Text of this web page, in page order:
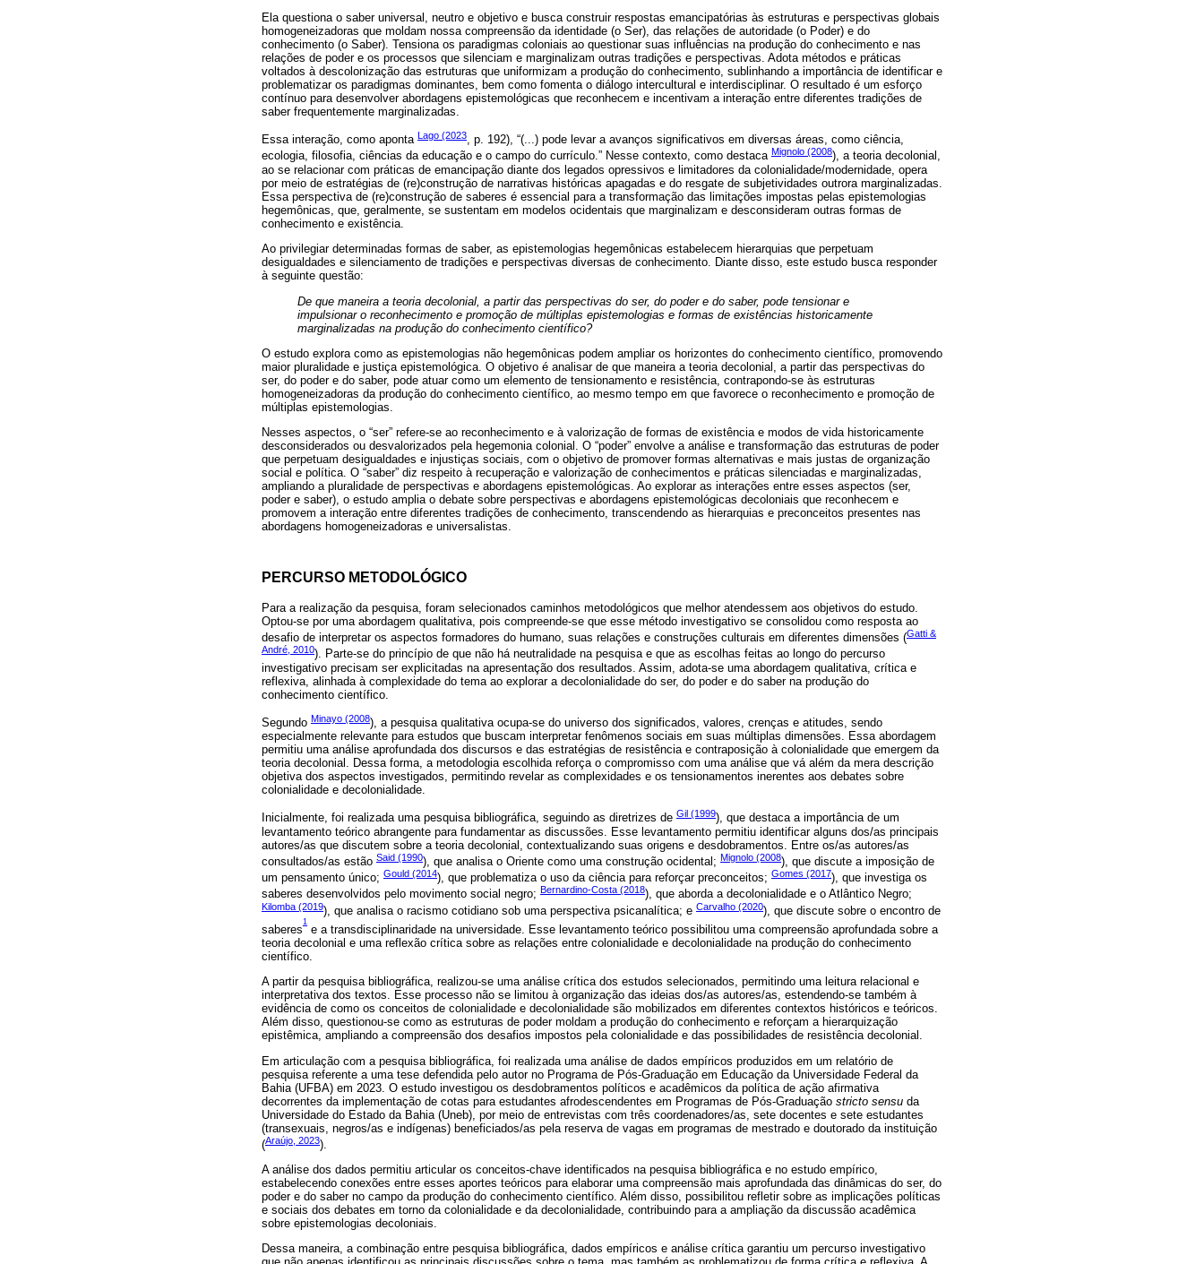
Ela questiona o saber universal, neutro e objetivo e busca construir respostas emancipatórias às estruturas e perspectivas globais
homogeneizadoras que moldam nossa compreensão da identidade (o Ser), das relações de autoridade (o Poder) e do
conhecimento (o Saber). Tensiona os paradigmas coloniais ao questionar suas influências na produção do conhecimento e nas
relações de poder e os processos que silenciam e marginalizam outras tradições e perspectivas. Adota métodos e práticas
voltados à descolonização das estruturas que uniformizam a produção do conhecimento, sublinhando a importância de identificar e
problematizar os paradigmas dominantes, bem como fomenta o diálogo intercultural e interdisciplinar. O resultado é um esforço
contínuo para desenvolver abordagens epistemológicas que reconhecem e incentivam a interação entre diferentes tradições de
saber frequentemente marginalizadas.
Essa interação, como aponta Lago (2023, p. 192), “(...) pode levar a avanços significativos em diversas áreas, como ciência,
ecologia, filosofia, ciências da educação e o campo do currículo.” Nesse contexto, como destaca Mignolo (2008), a teoria decolonial,
ao se relacionar com práticas de emancipação diante dos legados opressivos e limitadores da colonialidade/modernidade, opera
por meio de estratégias de (re)construção de narrativas históricas apagadas e do resgate de subjetividades outrora marginalizadas.
Essa perspectiva de (re)construção de saberes é essencial para a transformação das limitações impostas pelas epistemologias
hegemônicas, que, geralmente, se sustentam em modelos ocidentais que marginalizam e desconsideram outras formas de
conhecimento e existência.
Ao privilegiar determinadas formas de saber, as epistemologias hegemônicas estabelecem hierarquias que perpetuam
desigualdades e silenciamento de tradições e perspectivas diversas de conhecimento. Diante disso, este estudo busca responder
à seguinte questão:
De que maneira a teoria decolonial, a partir das perspectivas do ser, do poder e do saber, pode tensionar e
impulsionar o reconhecimento e promoção de múltiplas epistemologias e formas de existências historicamente
marginalizadas na produção do conhecimento científico?
O estudo explora como as epistemologias não hegemônicas podem ampliar os horizontes do conhecimento científico, promovendo
maior pluralidade e justiça epistemológica. O objetivo é analisar de que maneira a teoria decolonial, a partir das perspectivas do
ser, do poder e do saber, pode atuar como um elemento de tensionamento e resistência, contrapondo-se às estruturas
homogeneizadoras da produção do conhecimento científico, ao mesmo tempo em que favorece o reconhecimento e promoção de
múltiplas epistemologias.
Nesses aspectos, o “ser” refere-se ao reconhecimento e à valorização de formas de existência e modos de vida historicamente
desconsiderados ou desvalorizados pela hegemonia colonial. O “poder” envolve a análise e transformação das estruturas de poder
que perpetuam desigualdades e injustiças sociais, com o objetivo de promover formas alternativas e mais justas de organização
social e política. O “saber” diz respeito à recuperação e valorização de conhecimentos e práticas silenciadas e marginalizadas,
ampliando a pluralidade de perspectivas e abordagens epistemológicas. Ao explorar as interações entre esses aspectos (ser,
poder e saber), o estudo amplia o debate sobre perspectivas e abordagens epistemológicas decoloniais que reconhecem e
promovem a interação entre diferentes tradições de conhecimento, transcendendo as hierarquias e preconceitos presentes nas
abordagens homogeneizadoras e universalistas.
PERCURSO METODOLÓGICO
Para a realização da pesquisa, foram selecionados caminhos metodológicos que melhor atendessem aos objetivos do estudo.
Optou-se por uma abordagem qualitativa, pois compreende-se que esse método investigativo se consolidou como resposta ao
desafio de interpretar os aspectos formadores do humano, suas relações e construções culturais em diferentes dimensões (Gatti &
André, 2010). Parte-se do princípio de que não há neutralidade na pesquisa e que as escolhas feitas ao longo do percurso
investigativo precisam ser explicitadas na apresentação dos resultados. Assim, adota-se uma abordagem qualitativa, crítica e
reflexiva, alinhada à complexidade do tema ao explorar a decolonialidade do ser, do poder e do saber na produção do
conhecimento científico.
Segundo Minayo (2008), a pesquisa qualitativa ocupa-se do universo dos significados, valores, crenças e atitudes, sendo
especialmente relevante para estudos que buscam interpretar fenômenos sociais em suas múltiplas dimensões. Essa abordagem
permitiu uma análise aprofundada dos discursos e das estratégias de resistência e contraposição à colonialidade que emergem da
teoria decolonial. Dessa forma, a metodologia escolhida reforça o compromisso com uma análise que vá além da mera descrição
objetiva dos aspectos investigados, permitindo revelar as complexidades e os tensionamentos inerentes aos debates sobre
colonialidade e decolonialidade.
Inicialmente, foi realizada uma pesquisa bibliográfica, seguindo as diretrizes de Gil (1999), que destaca a importância de um
levantamento teórico abrangente para fundamentar as discussões. Esse levantamento permitiu identificar alguns dos/as principais
autores/as que discutem sobre a teoria decolonial, contextualizando suas origens e desdobramentos. Entre os/as autores/as
consultados/as estão Said (1990), que analisa o Oriente como uma construção ocidental; Mignolo (2008), que discute a imposição de
um pensamento único; Gould (2014), que problematiza o uso da ciência para reforçar preconceitos; Gomes (2017), que investiga os
saberes desenvolvidos pelo movimento social negro; Bernardino-Costa (2018), que aborda a decolonialidade e o Atlântico Negro;
Kilomba (2019), que analisa o racismo cotidiano sob uma perspectiva psicanalítica; e Carvalho (2020), que discute sobre o encontro de
saberes
1
e a transdisciplinaridade na universidade. Esse levantamento teórico possibilitou uma compreensão aprofundada sobre a
teoria decolonial e uma reflexão crítica sobre as relações entre colonialidade e decolonialidade na produção do conhecimento
científico.
A partir da pesquisa bibliográfica, realizou-se uma análise crítica dos estudos selecionados, permitindo uma leitura relacional e
interpretativa dos textos. Esse processo não se limitou à organização das ideias dos/as autores/as, estendendo-se também à
evidência de como os conceitos de colonialidade e decolonialidade são mobilizados em diferentes contextos históricos e teóricos.
Além disso, questionou-se como as estruturas de poder moldam a produção do conhecimento e reforçam a hierarquização
epistêmica, ampliando a compreensão dos desafios impostos pela colonialidade e das possibilidades de resistência decolonial.
Em articulação com a pesquisa bibliográfica, foi realizada uma análise de dados empíricos produzidos em um relatório de
pesquisa referente a uma tese defendida pelo autor no Programa de Pós-Graduação em Educação da Universidade Federal da
Bahia (UFBA) em 2023. O estudo investigou os desdobramentos políticos e acadêmicos da política de ação afirmativa
decorrentes da implementação de cotas para estudantes afrodescendentes em Programas de Pós-Graduação stricto sensu da
Universidade do Estado da Bahia (Uneb), por meio de entrevistas com três coordenadores/as, sete docentes e sete estudantes
(transexuais, negros/as e indígenas) beneficiados/as pela reserva de vagas em programas de mestrado e doutorado da instituição
(Araújo, 2023).
A análise dos dados permitiu articular os conceitos-chave identificados na pesquisa bibliográfica e no estudo empírico,
estabelecendo conexões entre esses aportes teóricos para elaborar uma compreensão mais aprofundada das dinâmicas do ser, do
poder e do saber no campo da produção do conhecimento científico. Além disso, possibilitou refletir sobre as implicações políticas
e sociais dos debates em torno da colonialidade e da decolonialidade, contribuindo para a ampliação da discussão acadêmica
sobre epistemologias decoloniais.
Dessa maneira, a combinação entre pesquisa bibliográfica, dados empíricos e análise crítica garantiu um percurso investigativo